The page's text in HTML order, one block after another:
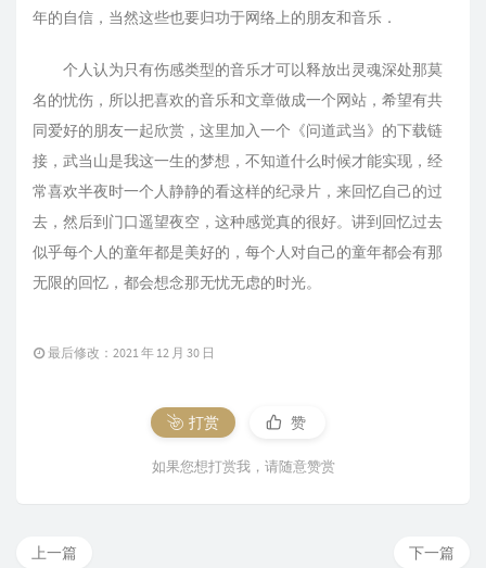
年的自信，当然这些也要归功于网络上的朋友和音乐．
个人认为只有伤感类型的音乐才可以释放出灵魂深处那莫
名的忧伤，所以把喜欢的音乐和文章做成一个网站，希望有共
同爱好的朋友一起欣赏，这里加入一个 《问道武当》 的下载链
接，武当山是我这一生的梦想，不知道什么时候才能实现，经
常喜欢半夜时一个人静静的看这样的纪录片，来回忆自己的过
去，然后到门口遥望夜空，这种感觉真的很好。讲到回忆过去
似乎每个人的童年都是美好的，每个人对自己的童年都会有那
无限的回忆，都会想念那无忧无虑的时光。
最后修改：2021 年 12 月 30 日
打赏 赞
如果您想打赏我，请随意赞赏
下一篇
上一篇